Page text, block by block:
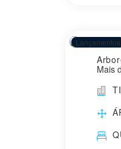
Lançamentos
Mais